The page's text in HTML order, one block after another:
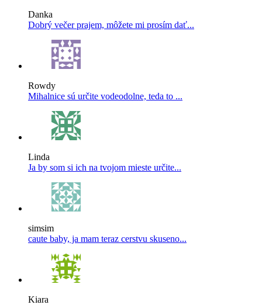
Danka
Dobrý večer prajem, môžete mi prosím dať...
Rowdy
Mihalnice sú určite vodeodolne, teda to ...
Linda
Ja by som si ich na tvojom mieste určite...
simsim
caute baby, ja mam teraz cerstvu skuseno...
Kiara